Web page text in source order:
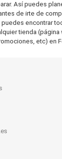
Así puedes
de irte de
puedes encontrar
tienda (página
etc) en